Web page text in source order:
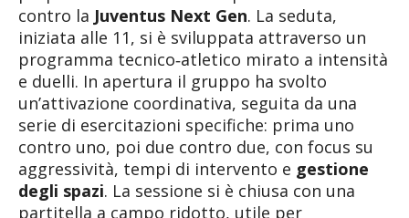
contro la Juventus Next Gen. La seduta,
iniziata alle 11, si è sviluppata attraverso un
programma tecnico‑atletico mirato a intensità
e duelli. In apertura il gruppo ha svolto
un’attivazione coordinativa, seguita da una
serie di esercitazioni specifiche: prima uno
contro uno, poi due contro due, con focus su
aggressività, tempi di intervento e gestione
degli spazi. La sessione si è chiusa con una
partitella a campo ridotto, utile per